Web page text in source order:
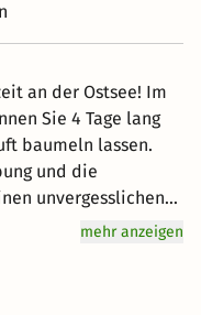
an der Ostsee! Im
Sie 4 Tage lang
baumeln lassen.
und die
unvergesslichen
Familie zu
genau richtig
Lassen Sie
mehr anzeigen